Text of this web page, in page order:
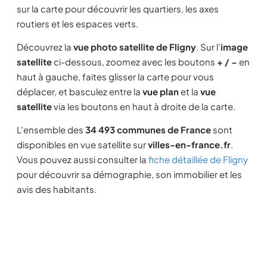
sur la carte pour découvrir les quartiers, les axes
routiers et les espaces verts.
Découvrez la vue photo satellite de Fligny. Sur l'image
satelliteci-dessous, zoomez avec les boutons + / − en
haut à gauche, faites glisser la carte pour vous
déplacer, et basculez entre la vue planet la vue
satellitevia les boutons en haut à droite de la carte.
L'ensemble des 34 493 communes de France sont
disponibles en vue satellite survilles-en-france.fr.
Vous pouvez aussi consulter la fiche détaillée de Fligny
pour découvrir sa démographie, son immobilier et les
avis des habitants.